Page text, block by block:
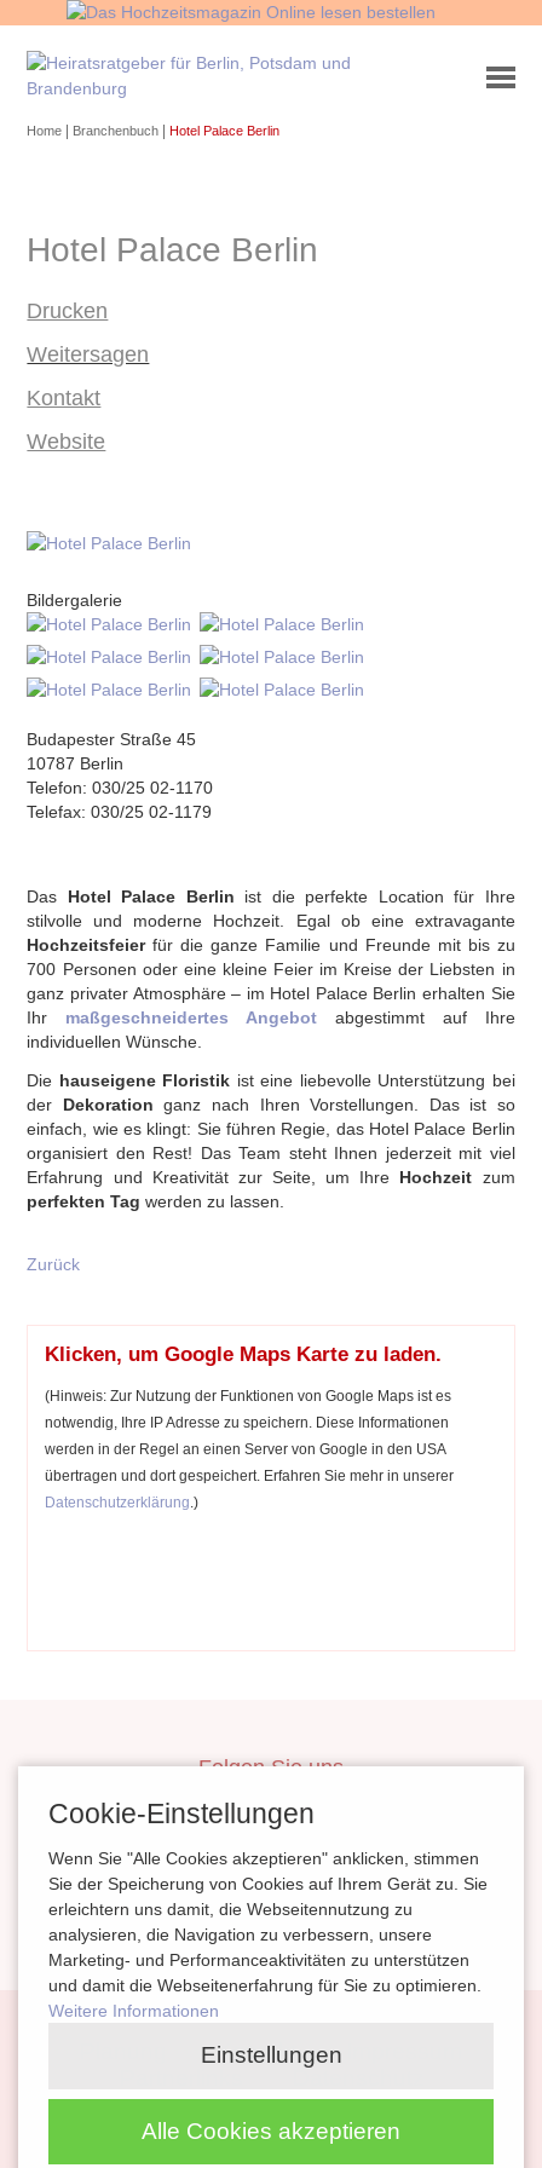
Home Branchenbuch |Hotel Palace Berlin
Hotel Palace Berlin
Drucken
Weitersagen
Kontakt
Website
Bildergalerie
Budapester Straße 45
10787 Berlin
Telefon: 030/25 02-1170
Telefax: 030/25 02-1179
Das Hotel Palace Berlin ist die perfekte Location für Ihre
stilvolle und moderne Hochzeit. Egal ob eine extravagante
Hochzeitsfeierfür die ganze Familie und Freunde mit bis zu
700 Personen oder eine kleine Feier im Kreise der Liebsten in
ganz privater Atmosphäre – im Hotel Palace Berlin erhalten Sie
Ihr maßgeschneidertes Angebot abgestimmt auf Ihre
individuellen Wünsche.
Die hauseigene Floristik ist eine liebevolle Unterstützung bei
der Dekoration ganz nach Ihren Vorstellungen. Das ist so
einfach, wie es klingt: Sie führen Regie, das Hotel Palace Berlin
organisiert den Rest! Das Team steht Ihnen jederzeit mit viel
Erfahrung und Kreativität zur Seite, um Ihre Hochzeit zum
perfekten Tag werden zu lassen.
Zurück
Klicken, um Google Maps Karte zu laden.
(Hinweis: Zur Nutzung der Funktionen von Google Maps ist es
notwendig, Ihre IP Adresse zu speichern. Diese Informationen
werden in der Regel an einen Server von Google in den USA
übertragen und dort gespeichert. Erfahren Sie mehr in unserer
Datenschutzerklärung .)
Folgen Sie uns
inBerlinHeiraten
HeiratenSachsenAnhalt
magazinheiraten
Kontakt
Cookie-Einstellungen
Wenn Sie "Alle Cookies akzeptieren" anklicken, stimmen
Sie der Speicherung von Cookies auf Ihrem Gerät zu. Sie
erleichtern uns damit, die Webseitennutzung zu
analysieren, die Navigation zu verbessern, unsere
Marketing- und Performanceaktivitäten zu unterstützen
und damit die Webseitenerfahrung für Sie zu optimieren.
Weitere Informationen
Einstellungen
Alle Cookies akzeptieren